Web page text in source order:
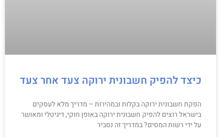
כיצד להפיק חשבונית ירוקה צעד אחר צעד
הפקת חשבונית ירוקה בקלות ובמהירות – מדריך מלא לעסקים
בישראל רוצים להפיק חשבונית ירוקה באופן חוקי, דיגיטלי ומאושר
על ידי רשות המסים? במדריך זה נסביר